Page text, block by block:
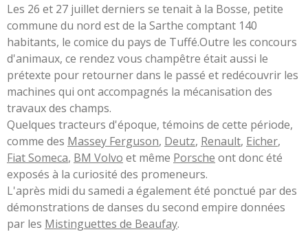
Les 26 et 27 juillet derniers se tenait à la Bosse, petite
commune du nord est de la Sarthe comptant 140
habitants, le comice du pays de Tuffé.Outre les concours
d'animaux, ce rendez vous champêtre était aussi le
prétexte pour retourner dans le passé et redécouvrir les
machines qui ont accompagnés la mécanisation des
travaux des champs.
Quelques tracteurs d'époque, témoins de cette période,
comme des Massey Ferguson, Deutz, Renault, Eicher,
Fiat Someca, BM Volvo et même Porsche ont donc été
exposés à la curiosité des promeneurs.
L'après midi du samedi a également été ponctué par des
démonstrations de danses du second empire données
par les Mistinguettes de Beaufay.